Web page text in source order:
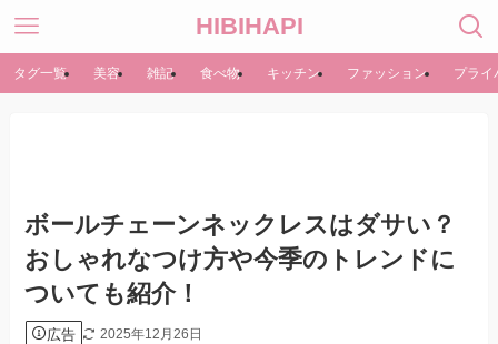
HIBIHAPI
タグ一覧 美容 雑記 食べ物 キッチン ファッション プライ
ボールチェーンネックレスはダサい？
おしゃれなつけ方や今季のトレンドに
ついても紹介！
広告 2025年12月26日